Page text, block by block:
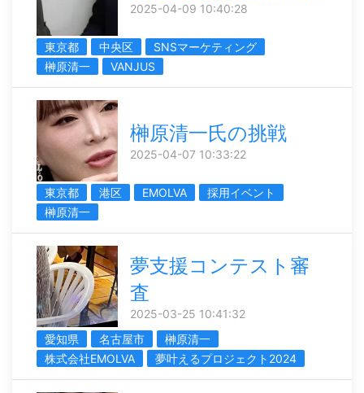
2025-04-09 10:40:28
東京都 中央区
SNSマーケティング
榊󠄀原清一
VANJUS
榊󠄀原清一氏の挑戦
2025-04-07 10:33:22
東京都 港区 EMOLVA
採用イベント
榊󠄀原清一
夢支援コンテスト審
査
2025-03-25 10:41:32
愛知県
名古屋市
榊󠄀原清一
株式会社EMOLVA
夢叶えるプロジェクト2024